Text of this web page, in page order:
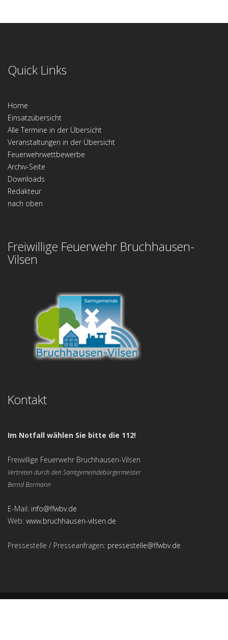
Quick Links
Home
Einsatzübersicht
Alle Termine in der Übersicht
Veranstaltungen in der Übersicht
Feuerwehrwettbewerbe
Archiv-Seite
Downloads
Redakteur
nach oben
Freiwillige Feuerwehr Bruchhausen-
Vilsen
Kontakt
Im Notfall wählen Sie bitte die 112!
Freiwillige Feuerwehr Bruchhausen-Vilsen
Vertreten durch den Samtgemeindebürgermeister
Bernd Bormann
E-Mail: info@ffwbv.de
Web: www.bruchhausen-vilsen.de
Pressestelle / Presseanfragen: pressestelle@ffwbv.de